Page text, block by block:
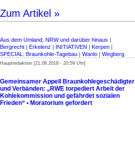
Zum Artikel »
Aus dem Umland, NRW und darüber hinaus |
Bergrecht | Erkelenz | INITIATIVEN | Kerpen |
SPECIAL: Braunkohle-Tagebau | Wanlo | Wegberg
Hauptredaktion [21.08.2018 - 20:59 Uhr]
Gemeinsamer Appell Braunkohlegeschädigter
und Verbänden: „RWE torpediert Arbeit der
Kohlekommission und gefährdet sozialen
Frieden“ • Moratorium gefordert